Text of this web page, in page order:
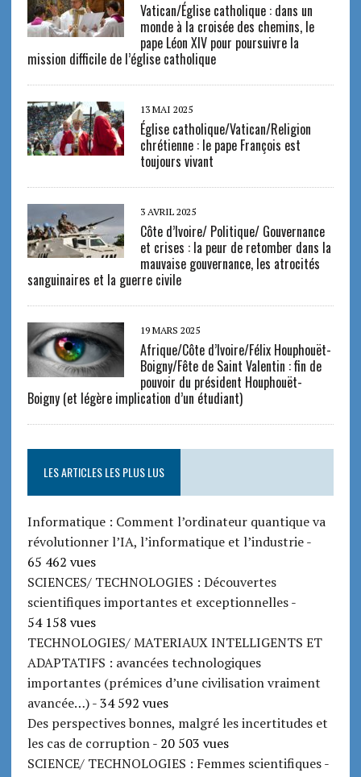
Vatican/Église catholique : dans un
monde à la croisée des chemins, le
pape Léon XIV pour poursuivre la
mission difficile de l’église catholique
13 MAI 2025
Église catholique/Vatican/Religion
chrétienne : le pape François est
toujours vivant
3 AVRIL 2025
Côte d’Ivoire/ Politique/ Gouvernance
et crises : la peur de retomber dans la
mauvaise gouvernance, les atrocités
sanguinaires et la guerre civile
19 MARS 2025
Afrique/Côte d’Ivoire/Félix Houphouët-
Boigny/Fête de Saint Valentin : fin de
pouvoir du président Houphouët-
Boigny (et légère implication d’un étudiant)
LES ARTICLES LES PLUS LUS
Informatique : Comment l’ordinateur quantique va
révolutionner l’IA, l’informatique et l’industrie-
65 462 vues
SCIENCES/ TECHNOLOGIES : Découvertes
scientifiques importantes et exceptionnelles-
54 158 vues
TECHNOLOGIES/ MATERIAUX INTELLIGENTS ET
ADAPTATIFS : avancées technologiques
importantes (prémices d’une civilisation vraiment
avancée…)- 34 592 vues
Des perspectives bonnes, malgré les incertitudes et
les cas de corruption- 20 503 vues
SCIENCE/ TECHNOLOGIES : Femmes scientifiques-